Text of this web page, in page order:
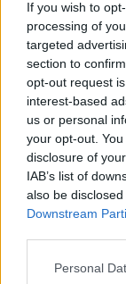
If you wish to
processing of
targeted
section to
opt-out request
interest-based
us or personal
your opt-out.
disclosure of
IAB’s list of
also be
Downstream
Please note that
Personal
Orbán Anita
egyeztetések
magyarság
Az ukrán
nemzeti